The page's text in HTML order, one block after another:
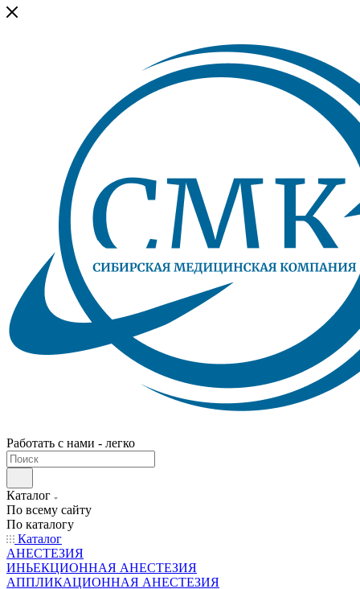
Работать с нами - легко
Каталог
По всему сайту
По каталогу
Каталог
АНЕСТЕЗИЯ
ИНЬЕКЦИОННАЯ АНЕСТЕЗИЯ
АППЛИКАЦИОННАЯ АНЕСТЕЗИЯ